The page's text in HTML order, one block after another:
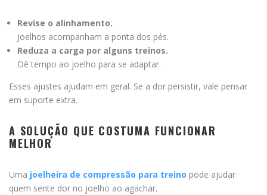
Revise o alinhamento.
Joelhos acompanham a ponta dos pés.
Reduza a carga por alguns treinos.
Dê tempo ao joelho para se adaptar.
Esses ajustes ajudam em geral. Se a dor persistir, vale pensar
em suporte extra.
A SOLUÇÃO QUE COSTUMA FUNCIONAR
MELHOR
Uma joelheira de compressão para treino pode ajudar
quem sente dor no joelho ao agachar.